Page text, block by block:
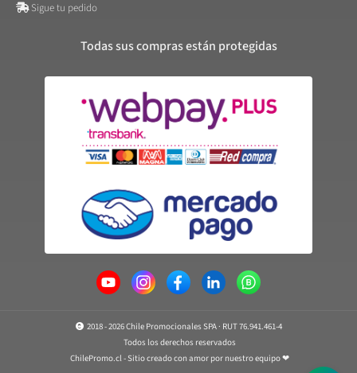
Sigue tu pedido
Todas sus compras están protegidas
2018 - 2026 Chile Promocionales SPA · RUT 76.941.461-4
Todos los derechos reservados
ChilePromo.cl - Sitio creado con amor por nuestro equipo ❤